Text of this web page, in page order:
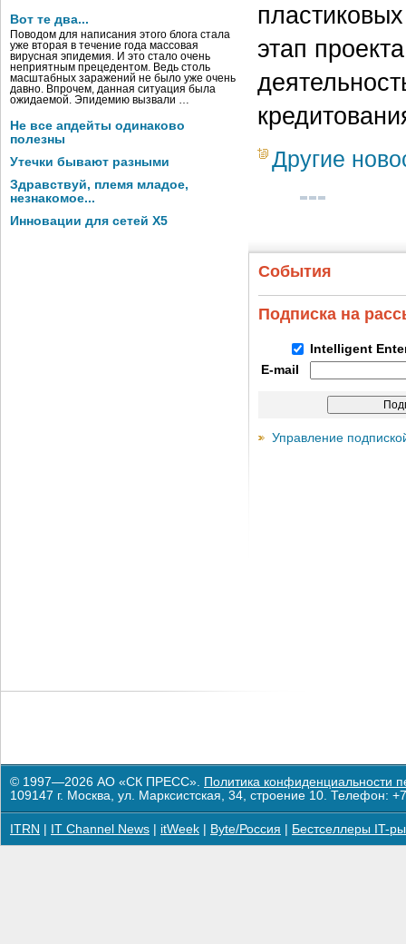
Вот те два...
Поводом для написания этого блога стала
уже вторая в течение года массовая
вирусная эпидемия. И это стало очень
неприятным прецедентом. Ведь столь
масштабных заражений не было уже очень
давно. Впрочем, данная ситуация была
ожидаемой. Эпидемию вызвали …
Не все апдейты одинаково
полезны
Утечки бывают разными
Здравствуй, племя младое,
незнакомое...
Инновации для сетей X5
этап
Другие
События
Подписка на
Intelligent
E-mail
Управление
© 1997—2026 АО «СК ПРЕСС». Политика конфиденциальности
109147 г. Москва, ул. Марксистская, 34, строение 10. Телефон:
ITRN IT Channel News itWeek Byte/Россия Бестселлеры IT-